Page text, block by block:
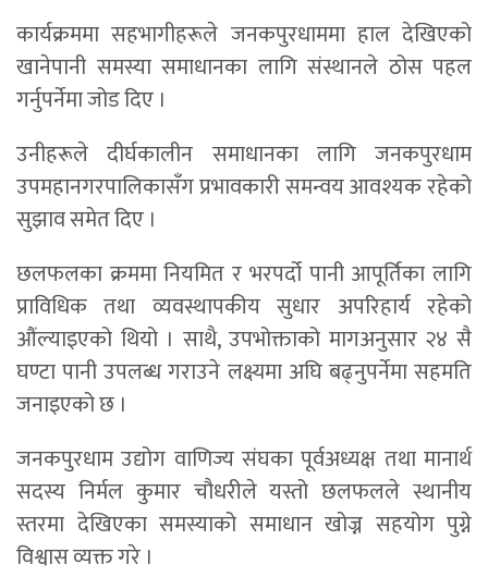
कार्यक्रममा सहभागीहरूले जनकपुरधाममा हाल देखिएको
खानेपानी समस्या समाधानका लागि संस्थानले ठोस पहल
गर्नुपर्नेमा जोड दिए ।
उनीहरूले दीर्घकालीन समाधानका लागि जनकपुरधाम
उपमहानगरपालिकासँग प्रभावकारी समन्वय आवश्यक रहेको
सुझाव समेत दिए ।
छलफलका क्रममा नियमित र भरपर्दो पानी आपूर्तिका लागि
प्राविधिक तथा व्यवस्थापकीय सुधार अपरिहार्य रहेको
औंल्याइएको थियो । साथै, उपभोक्ताको मागअनुसार २४ सै
घण्टा पानी उपलब्ध गराउने लक्ष्यमा अघि बढ्नुपर्नेमा सहमति
जनाइएको छ ।
जनकपुरधाम उद्योग वाणिज्य संघका पूर्वअध्यक्ष तथा मानार्थ
सदस्य निर्मल कुमार चौधरीले यस्तो छलफलले स्थानीय
स्तरमा देखिएका समस्याको समाधान खोज्न सहयोग पुग्ने
विश्वास व्यक्त गरे ।